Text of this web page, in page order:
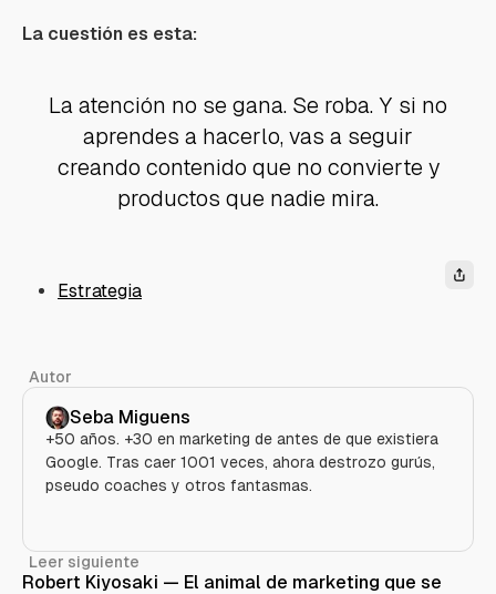
La cuestión es esta:
La atención no se gana. Se roba. Y si no
aprendes a hacerlo, vas a seguir
creando contenido que no convierte y
productos que nadie mira.
Estrategia
Autor
Seba Miguens
+50 años. +30 en marketing de antes de que existiera
Google. Tras caer 1001 veces, ahora destrozo gurús,
pseudo coaches y otros fantasmas.
Leer siguiente
Robert Kiyosaki — El animal de marketing que se